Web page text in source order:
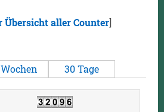
Übersicht aller Counter]
30 Tage